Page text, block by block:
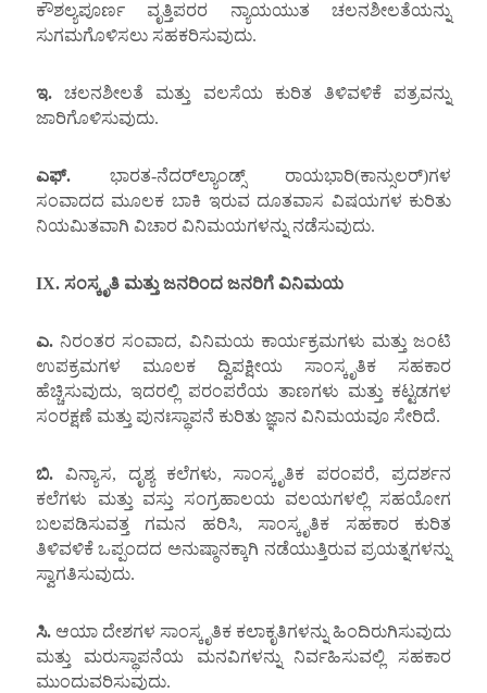
ಕೌಶಲ್ಯಪೂರ್ಣ ವೃತ್ತಿಪರರ ನ್ಯಾಯಯುತ ಚಲನಶೀಲತೆಯನ್ನು
ಸುಗಮಗೊಳಿಸಲು ಸಹಕರಿಸುವುದು.
ಇ.ಚಲನಶೀಲತೆ ಮತ್ತು ವಲಸೆಯ ಕುರಿತ ತಿಳಿವಳಿಕೆ ಪತ್ರವನ್ನು
ಜಾರಿಗೊಳಿಸುವುದು.
ಎಫ್.ಭಾರತ-ನೆದರ್‌ಲ್ಯಾಂಡ್ಸ್ ರಾಯಭಾರಿ(ಕಾನ್ಸುಲರ್)ಗಳ
ಸಂವಾದದ ಮೂಲಕ ಬಾಕಿ ಇರುವ ದೂತವಾಸ ವಿಷಯಗಳ ಕುರಿತು
ನಿಯಮಿತವಾಗಿ ವಿಚಾರ ವಿನಿಮಯಗಳನ್ನು ನಡೆಸುವುದು.
IX. ಸಂಸ್ಕೃತಿ ಮತ್ತು ಜನರಿಂದ ಜನರಿಗೆ ವಿನಿಮಯ
ಎ.ನಿರಂತರ ಸಂವಾದ, ವಿನಿಮಯ ಕಾರ್ಯಕ್ರಮಗಳು ಮತ್ತು ಜಂಟಿ
ಉಪಕ್ರಮಗಳ ಮೂಲಕ ದ್ವಿಪಕ್ಷೀಯ ಸಾಂಸ್ಕೃತಿಕ ಸಹಕಾರ
ಹೆಚ್ಚಿಸುವುದು, ಇದರಲ್ಲಿ ಪರಂಪರೆಯ ತಾಣಗಳು ಮತ್ತು ಕಟ್ಟಡಗಳ
ಸಂರಕ್ಷಣೆ ಮತ್ತು ಪುನಃಸ್ಥಾಪನೆ ಕುರಿತು ಜ್ಞಾನ ವಿನಿಮಯವೂ ಸೇರಿದೆ.
ಬಿ.ವಿನ್ಯಾಸ, ದೃಶ್ಯ ಕಲೆಗಳು, ಸಾಂಸ್ಕೃತಿಕ ಪರಂಪರೆ, ಪ್ರದರ್ಶನ
ಕಲೆಗಳು ಮತ್ತು ವಸ್ತು ಸಂಗ್ರಹಾಲಯ ವಲಯಗಳಲ್ಲಿ ಸಹಯೋಗ
ಬಲಪಡಿಸುವತ್ತ ಗಮನ ಹರಿಸಿ, ಸಾಂಸ್ಕೃತಿಕ ಸಹಕಾರ ಕುರಿತ
ತಿಳಿವಳಿಕೆ ಒಪ್ಪಂದದ ಅನುಷ್ಠಾನಕ್ಕಾಗಿ ನಡೆಯುತ್ತಿರುವ ಪ್ರಯತ್ನಗಳನ್ನು
ಸ್ವಾಗತಿಸುವುದು.
ಸಿ.ಆಯಾ ದೇಶಗಳ ಸಾಂಸ್ಕೃತಿಕ ಕಲಾಕೃತಿಗಳನ್ನು ಹಿಂದಿರುಗಿಸುವುದು
ಮತ್ತು ಮರುಸ್ಥಾಪನೆಯ ಮನವಿಗಳನ್ನು ನಿರ್ವಹಿಸುವಲ್ಲಿ ಸಹಕಾರ
ಮುಂದುವರಿಸುವುದು.